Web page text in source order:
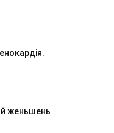
женьшень